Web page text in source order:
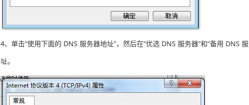
4、单击“使用下面的 DNS 服务器地址”，然后在“优选 DNS 服务器”和“备用 DNS
址。